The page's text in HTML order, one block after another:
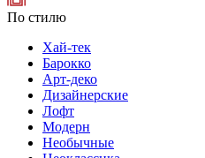
По стилю
Хай-тек
Барокко
Арт-деко
Дизайнерские
Лофт
Модерн
Необычные